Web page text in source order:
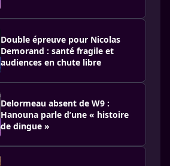
Double épreuve pour Nicolas
Demorand : santé fragile et
audiences en chute libre
Delormeau absent de W9 :
Hanouna parle d’une « histoire
de dingue »